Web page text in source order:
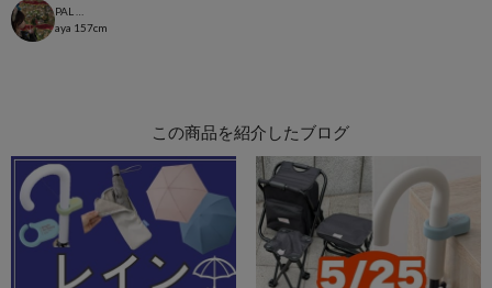
aya 157cm
この商品を紹介したブログ